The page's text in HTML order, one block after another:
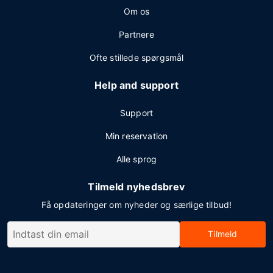
Om os
Partnere
Ofte stillede spørgsmål
Help and support
Support
Min reservation
Alle sprog
Tilmeld nyhedsbrev
Få opdateringer om nyheder og særlige tilbud!
Tilmeld